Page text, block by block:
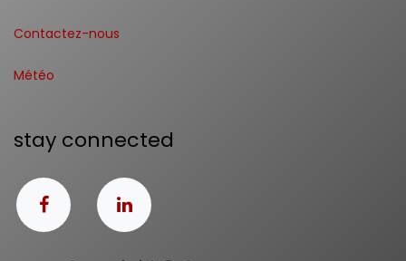
Contactez-nous
Météo
stay connected